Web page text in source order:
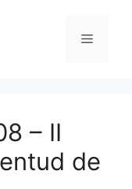
Menú
– II
de